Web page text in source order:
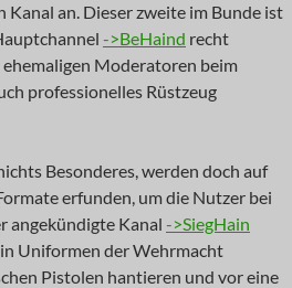
an. Dieser zweite im Bunde ist
->BeHaind recht
Moderatoren beim
professionelles Rüstzeug
Besonderes, werden doch auf
erfunden, um die Nutzer bei
angekündigte Kanal ->SiegHain
Uniformen der Wehrmacht
Pistolen hantieren und vor eine